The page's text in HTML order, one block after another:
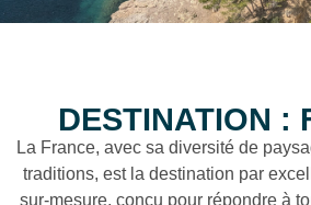
DESTINATION :
La France, avec sa diversité de
traditions, est la destination par
sur-mesure, conçu pour répondre à